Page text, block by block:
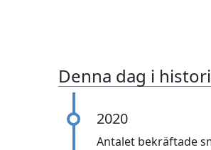
Denna dag i
2020
Antalet bekräftade